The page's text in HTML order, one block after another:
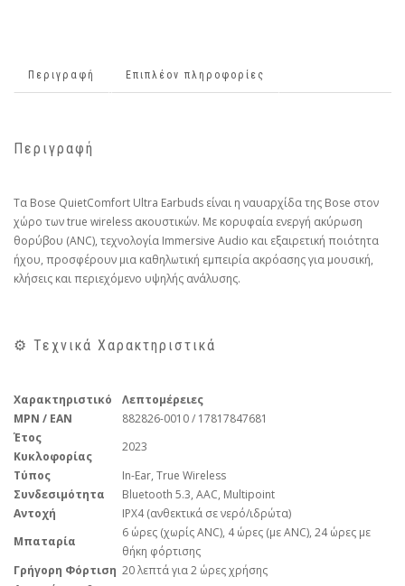
Περιγραφή Επιπλέον πληροφορίες
Περιγραφή
Τα Bose QuietComfort Ultra Earbuds είναι η ναυαρχίδα της Bose στον
χώρο των true wireless ακουστικών. Με κορυφαία ενεργή ακύρωση
θορύβου (ANC), τεχνολογία Immersive Audio και εξαιρετική ποιότητα
ήχου, προσφέρουν μια καθηλωτική εμπειρία ακρόασης για μουσική,
κλήσεις και περιεχόμενο υψηλής ανάλυσης.
⚙️ Τεχνικά Χαρακτηριστικά
Χαρακτηριστικό
Λεπτομέρειες
MPN / EAN
882826-0010 / 17817847681
Έτος
Κυκλοφορίας
2023
Τύπος
In-Ear, True Wireless
Συνδεσιμότητα
Bluetooth 5.3, AAC, Multipoint
Αντοχή
IPX4 (ανθεκτικά σε νερό/ιδρώτα)
Μπαταρία
6 ώρες (χωρίς ANC), 4 ώρες (με ANC), 24 ώρες με
θήκη φόρτισης
Γρήγορη Φόρτιση 20 λεπτά για 2 ώρες χρήσης